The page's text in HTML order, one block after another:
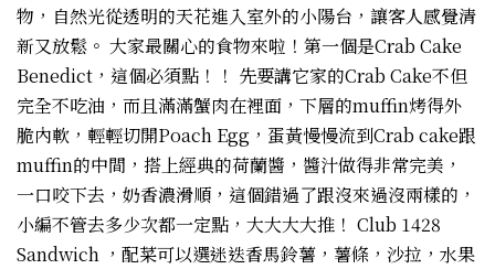
物，自然光從透明的天花進入室外的小陽台，讓客人感覺清
新又放鬆。 大家最關心的食物來啦！第一個是Crab Cake
Benedict，這個必須點！！ 先要講它家的Crab Cake不但
完全不吃油，而且滿滿蟹肉在裡面，下層的muffin烤得外
脆內軟，輕輕切開Poach Egg，蛋黃慢慢流到Crab cake跟
muffin的中間，搭上經典的荷蘭醬，醬汁做得非常完美，
一口咬下去，奶香濃滑順，這個錯過了跟沒來過沒兩樣的，
小編不管去多少次都一定點，大大大大推！ Club 1428
Sandwich ，配菜可以選迷迭香馬鈴薯，薯條，沙拉，水果